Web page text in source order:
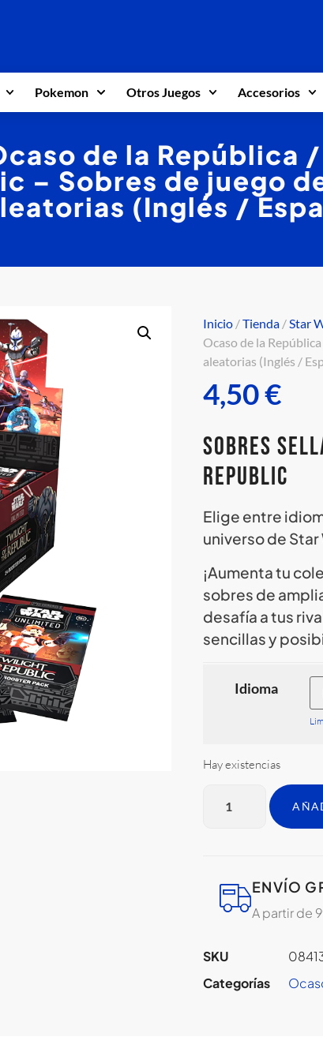
Pokemon Otros Juegos Accesorios
de la República
– Sobres de juego
(Inglés /
Inicio /Tienda /Star
Ocaso de la
aleatorias (Inglés /
4,50€
Sobres
Republic
Elige entre
universo de
¡Aumenta tu
sobres de
desafía a tus
sencillas y
Idioma
Hay existencias
ENVÍO
A partir de
SKU
Categorías